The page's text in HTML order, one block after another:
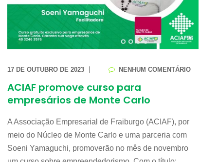
17 DE OUTUBRO DE 2023 NENHUM COMENTÁRIO
ACIAF promove curso para
empresários de Monte Carlo
A Associação Empresarial de Fraiburgo (ACIAF), por
meio do Núcleo de Monte Carlo e uma parceria com
Soeni Yamaguchi, promoverão no mês de novembro